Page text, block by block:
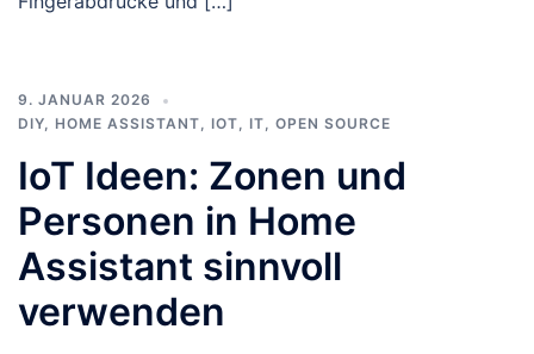
9. JANUAR 2026
DIY, HOME ASSISTANT, IOT, IT, OPEN SOURCE
IoT Ideen: Zonen und
Personen in Home
Assistant sinnvoll
verwenden